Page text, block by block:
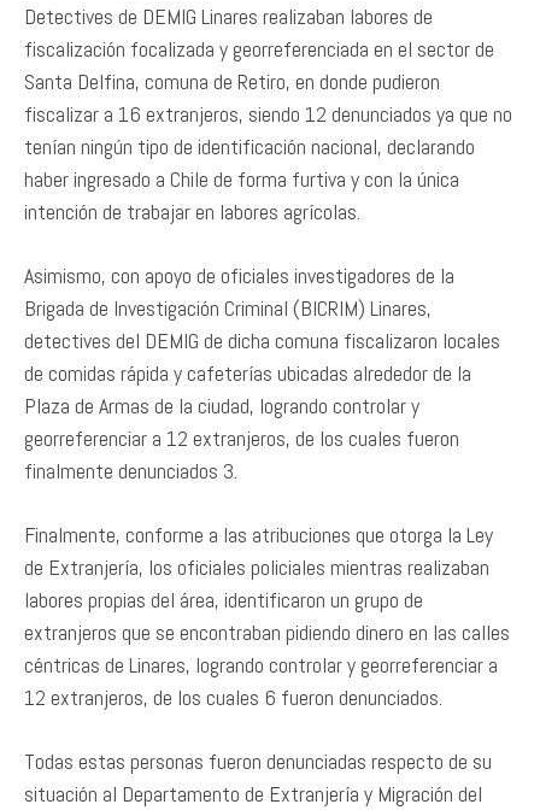
Detectives de DEMIG Linares realizaban labores de
fiscalización focalizada y georreferenciada en el sector de
Santa Delfina, comuna de Retiro, en donde pudieron
fiscalizar a 16 extranjeros, siendo 12 denunciados ya que no
tenían ningún tipo de identificación nacional, declarando
haber ingresado a Chile de forma furtiva y con la única
intención de trabajar en labores agrícolas.
Asimismo, con apoyo de oficiales investigadores de la
Brigada de Investigación Criminal (BICRIM) Linares,
detectives del DEMIG de dicha comuna fiscalizaron locales
de comidas rápida y cafeterías ubicadas alrededor de la
Plaza de Armas de la ciudad, logrando controlar y
georreferenciar a 12 extranjeros, de los cuales fueron
finalmente denunciados 3.
Finalmente, conforme a las atribuciones que otorga la Ley
de Extranjería, los oficiales policiales mientras realizaban
labores propias del área, identificaron un grupo de
extranjeros que se encontraban pidiendo dinero en las calles
céntricas de Linares, logrando controlar y georreferenciar a
12 extranjeros, de los cuales 6 fueron denunciados.
Todas estas personas fueron denunciadas respecto de su
situación al Departamento de Extranjería y Migración del